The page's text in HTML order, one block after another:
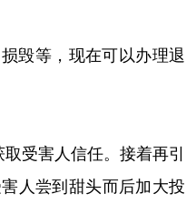
毁等，现在可以办理退
受害人信任。接着再引
人尝到甜头而后加大投